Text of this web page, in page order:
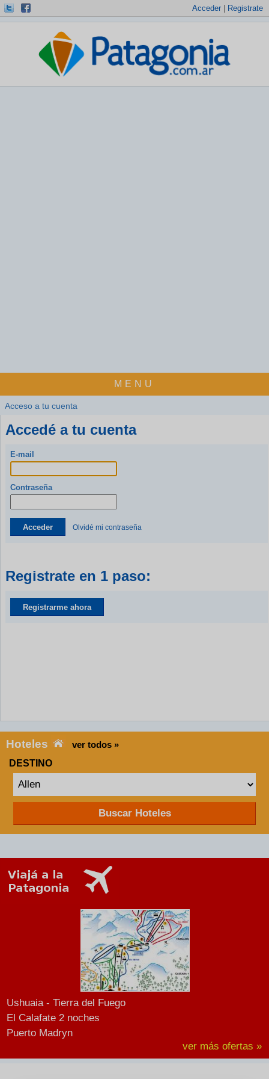
Acceder Registrate
MENU
Acceso a tu cuenta
Accedé a tu cuenta
E-mail
Contraseña
Acceder Olvidé mi contraseña
Registrate en 1 paso:
Registrarme ahora
Hoteles
ver todos »
DESTINO
Buscar Hoteles
Ushuaia - Tierra del Fuego
El Calafate 2 noches
Puerto Madryn
ver más ofertas »